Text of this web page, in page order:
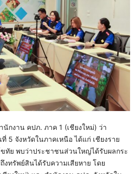
นักงาน คปภ. ภาค 1 (เชียงใหม่) ว่า
5 จังหวัดในภาคเหนือ ได้แก่ เชียงราย
ทัย พบว่าประชาชนส่วนใหญ่ได้รับผลกระ
งทรัพย์สินได้รับความเสียหาย โดย